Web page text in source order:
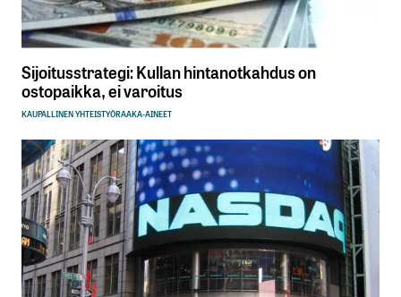
Sijoitusstrategi: Kullan hintanotkahdus on
ostopaikka, ei varoitus
KAUPALLINEN YHTEISTYÖRAAKA-AINEET